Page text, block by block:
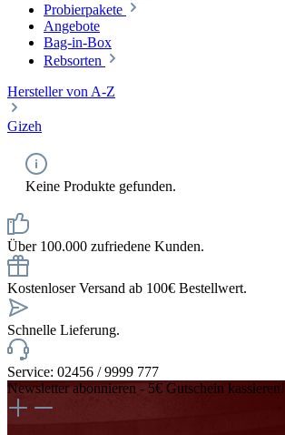
Probierpakete
Angebote
Bag-in-Box
Rebsorten
Hersteller von A-Z
Gizeh
Keine Produkte gefunden.
Über 100.000 zufriedene Kunden.
Kostenloser Versand ab 100€ Bestellwert.
Schnelle Lieferung.
Service: 02456 / 9999 777
Newsletter abonnieren - 5€ Gutschein kassieren!